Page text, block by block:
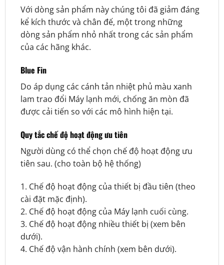
Với dòng sản phẩm này chúng tôi đã giảm đáng
kể kích thước và chân đế, một trong những
dòng sản phẩm nhỏ nhất trong các sản phẩm
của các hãng khác.
Blue Fin
Do áp dụng các cánh tản nhiệt phủ màu xanh
lam trao đổi Máy lạnh mới, chống ăn mòn đã
được cải tiến so với các mô hình hiện tại.
Quy tắc chế độ hoạt động ưu tiên
Người dùng có thể chọn chế độ hoạt động ưu
tiên sau. (cho toàn bộ hệ thống)
1. Chế độ hoạt động của thiết bị đầu tiên (theo
cài đặt mặc định).
2. Chế độ hoạt động của Máy lạnh cuối cùng.
3. Chế độ hoạt động nhiều thiết bị (xem bên
dưới).
4. Chế độ vận hành chính (xem bên dưới).